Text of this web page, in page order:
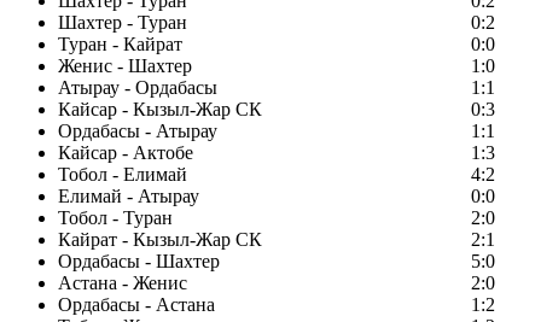
Шахтер - Туран
0:2
Туран - Кайрат
0:0
Женис - Шахтер
1:0
Атырау - Ордабасы
1:1
Кайсар - Кызыл-Жар СК
0:3
Ордабасы - Атырау
1:1
Кайсар - Актобе
1:3
Тобол - Елимай
4:2
Елимай - Атырау
0:0
Тобол - Туран
2:0
Кайрат - Кызыл-Жар СК
2:1
Ордабасы - Шахтер
5:0
Астана - Женис
2:0
Ордабасы - Астана
1:2